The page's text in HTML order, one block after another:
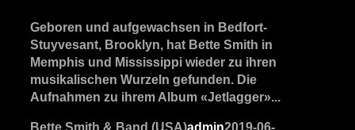
Geboren und aufgewachsen in Bedfort-
Stuyvesant, Brooklyn, hat Bette Smith in
Memphis und Mississippi wieder zu ihren
musikalischen Wurzeln gefunden. Die
Aufnahmen zu ihrem Album «Jetlagger»...
Bette Smith & Band (USA)admin2019-06-